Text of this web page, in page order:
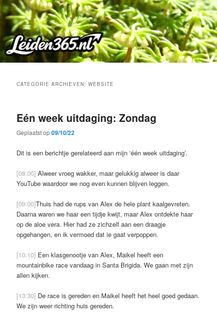
Spring
naar
primaire
inhoud
Spring
naar
secundaire
inhoud
CATEGORIE ARCHIEVEN:WEBSITE
Eén week uitdaging: Zondag
Geplaatst op09/10/22
Dit is een berichtje gerelateerd aan mijn ‘één week uitdaging’.
[08:00] Alweer vroeg wakker, maar gelukkig alweer is daar
YouTube waardoor we nog even kunnen blijven leggen.
[09:00]Thuis had de rups van Alex de hele plant kaalgevreten.
Daarna waren we haar een tijdje kwijt, maar Alex ontdekte haar
op de aloe vera. Hier had ze zichzelf aan een draagje
opgehangen, en ik vermoed dat ie gaat verpoppen.
[10:10] Een klasgenootje van Alex, Maikel heeft een
mountainbike race vandaag in Santa Brigida. We gaan met zijn
allen kijken.
[13:30] De race is gereden en Maikel heeft het heel goed gedaan.
We zijn weer richting huis gereden.